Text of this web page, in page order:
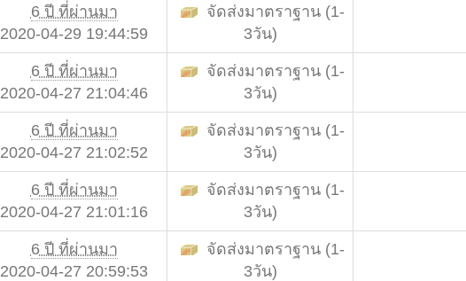
6 ปี ที่ผ่านมา
2020-04-29 19:44:59
จัดส่งมาตราฐาน (1-
3วัน)
6 ปี ที่ผ่านมา
2020-04-27 21:04:46
จัดส่งมาตราฐาน (1-
3วัน)
6 ปี ที่ผ่านมา
2020-04-27 21:02:52
จัดส่งมาตราฐาน (1-
3วัน)
6 ปี ที่ผ่านมา
2020-04-27 21:01:16
จัดส่งมาตราฐาน (1-
3วัน)
6 ปี ที่ผ่านมา
2020-04-27 20:59:53
จัดส่งมาตราฐาน (1-
3วัน)